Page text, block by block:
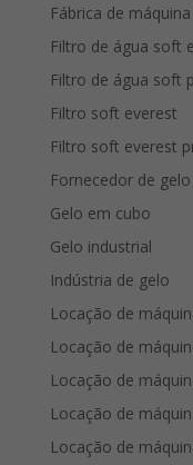
Fábrica de
Filtro de água soft
Filtro de água soft
Filtro soft everest
Filtro soft everest
Fornecedor de gelo
Gelo em cubo
Gelo industrial
Indústria de gelo
Locação de
Locação de
Locação de
Locação de
Locação de